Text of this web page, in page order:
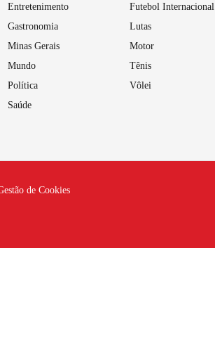
Entretenimento
Gastronomia
Minas Gerais
Mundo
Política
Saúde
Futebol Internacional
Lutas
Motor
Tênis
Vôlei
de Cookies